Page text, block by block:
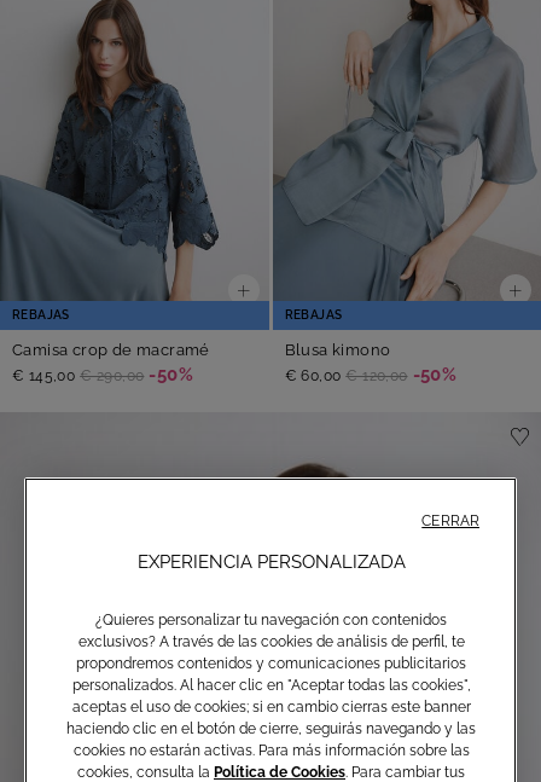
REBAJAS
Camisa crop de macramé
€ 145,00 € 290,00 -50%
REBAJAS
Blusa kimono
€ 60,00 € 120,00 -50%
EXPERIENCIA PERSONALIZADA
¿Quieres personalizar tu navegación con contenidos
exclusivos? A través de las cookies de análisis de perfil, te
propondremos contenidos y comunicaciones publicitarios
personalizados. Al hacer clic en "Aceptar todas las cookies",
aceptas el uso de cookies; si en cambio cierras este banner
haciendo clic en el botón de cierre, seguirás navegando y las
cookies no estarán activas. Para más información sobre las
cookies, consulta la Política de Cookies . Para cambiar tus
CERRAR